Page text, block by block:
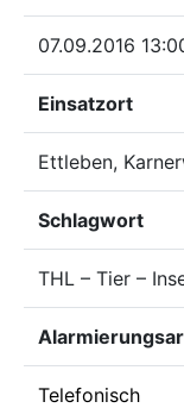
07.09.2016
Einsatzort
Ettleben,
Schlagwort
THL – Tier –
Telefonisch